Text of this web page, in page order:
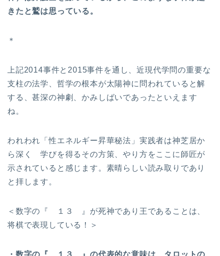
きたと鷲は思っている。
＊
上記2014事件と2015事件を通し、近現代学問の重要な
支柱の法学、哲学の根本が太陽神に問われていると解
する、甚深の神劇、かみしばいであったといえます
ね。
われわれ「性エネルギー昇華秘法」実践者は神芝居か
ら深く 学びを得るその方策、やり方をここに師匠が
示されていると感じます。素晴らしい読み取りであり
と拝します。
＜数字の『 １３ 』が死神であり王であることは、
将棋で表現している！＞